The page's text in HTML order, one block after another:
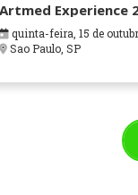
Artmed Experience
quinta-feira, 15 de
Sao Paulo, SP